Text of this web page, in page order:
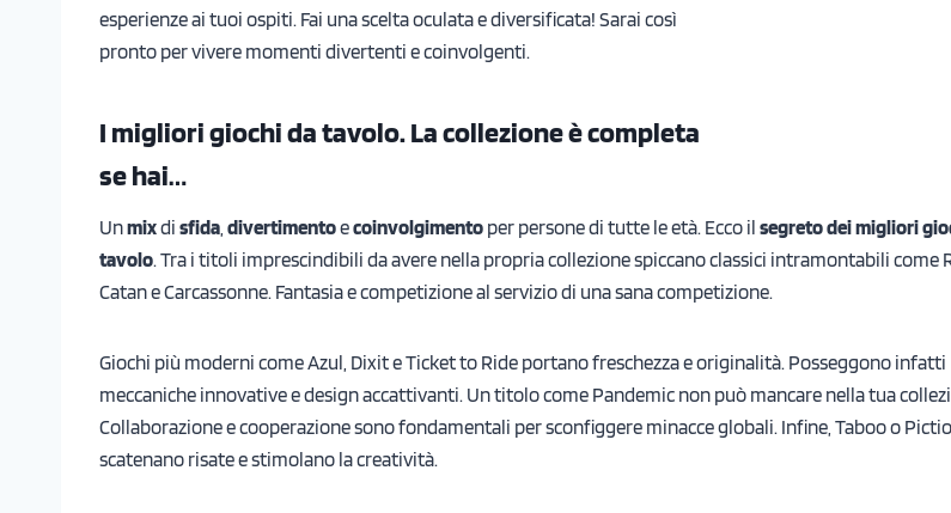
esperienze ai tuoi ospiti. Fai una scelta oculata e diversificata! Sarai così
pronto per vivere momenti divertenti e coinvolgenti.
I migliori giochi da tavolo. La collezione è completa
se hai…
Unmixdi sfida divertimentoecoinvolgimento per persone di tutte le età. Ecco il segreto dei migliori
tavolo. Tra i titoli imprescindibili da avere nella propria collezione spiccano classici intramontabili come
Catan e Carcassonne. Fantasia e competizione al servizio di una sana competizione.
Giochi più moderni come Azul, Dixit e Ticket to Ride portano freschezza e originalità. Posseggono infatti
meccaniche innovative e design accattivanti. Un titolo come Pandemic non può mancare nella tua
Collaborazione e cooperazione sono fondamentali per sconfiggere minacce globali. Infine, Taboo o
scatenano risate e stimolano la creatività.